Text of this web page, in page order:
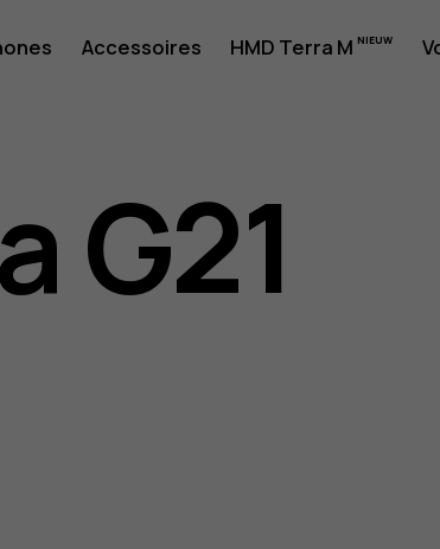
Accessoires HMD Terra M
G21